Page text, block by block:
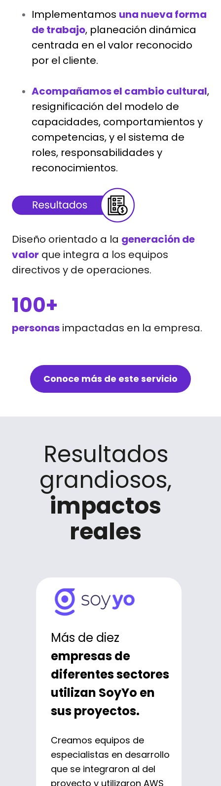
Implementamos una nueva forma
de trabajo, planeación dinámica
centrada en el valor reconocido
por el cliente.
Acompañamos el cambio cultural,
resignificación del modelo de
capacidades, comportamientos y
competencias, y el sistema de
roles, responsabilidades y
reconocimientos.
Diseño orientado a la generación de
valor que integra a los equipos
directivos y de operaciones.
100+
personas impactadas en la empresa.
Conoce más de este servicio
Resultados
grandiosos,
impactos
reales
400.000 nuevos
registros
mensuales
aproximadamente
a la aplicación
alto desempeño con Nequi
para ofrecer una
aplicación con acceso al
Más de diez
empresas de
diferentes sectores
utilizan SoyYo en
sus proyectos.
Creamos equipos de
especialistas en desarrollo
que se integraron al del
proyecto y utilizaron AWS
6,3 millones de
colombianos
acumulan puntos
por sus compras
Definimos una arquitectura
de datos escalable,
desarrollamos un Data
Lake y facilitamos la